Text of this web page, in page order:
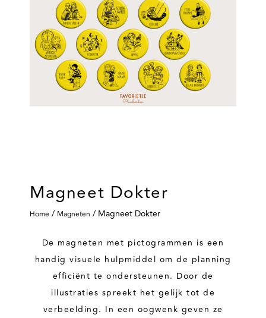
Magneet Dokter
Home / Magneten / Magneet Dokter
De magneten met pictogrammen is een
handig visuele hulpmiddel om de planning
efficiënt te ondersteunen. Door de
illustraties spreekt het gelijk tot de
verbeelding. In een oogwenk geven ze